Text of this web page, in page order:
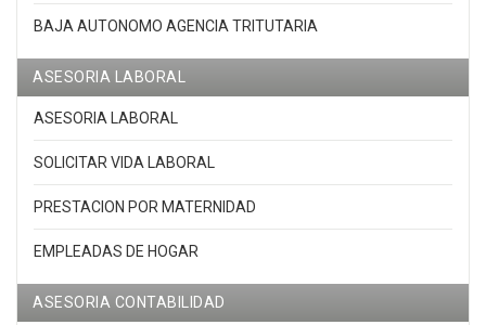
BAJA AUTONOMO AGENCIA TRITUTARIA
ASESORIA LABORAL
ASESORIA LABORAL
SOLICITAR VIDA LABORAL
PRESTACION POR MATERNIDAD
EMPLEADAS DE HOGAR
ASESORIA CONTABILIDAD